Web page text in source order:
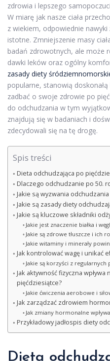
zdrowia i lepszego
W miarę jak nasze ciała
z wiekiem, odpowiednie
istotne. Zmniejszenie masy
badań zdrowotnych, ale może
dawki leków oraz ogólny
zasady diety
popularne, stanowią
zadbać o swoje zdrowie po
do odchudzania w tym
znajdują się w badaniach i
zdecydowali się na tę drogę.
Spis treści
Dieta odchudzająca po
Dlaczego odchudzanie po 50.
Jakie są wyzwania
Jakie są zasady diety
Jakie są kluczowe składniki
Jakie jest znaczenie białka i
Jakie są zdrowe tłuszcze i ich
Jakie witaminy i minerały
Jak kontrolować wagę i unikać
Jakie są korzyści z
Jak aktywność fizyczna
pięćdziesiątce?
Jakie ćwiczenia aerobowe i
Jak zarządzać zdrowiem
Jak zmiany hormonalne
Przykładowy jadłospis diety
Dieta